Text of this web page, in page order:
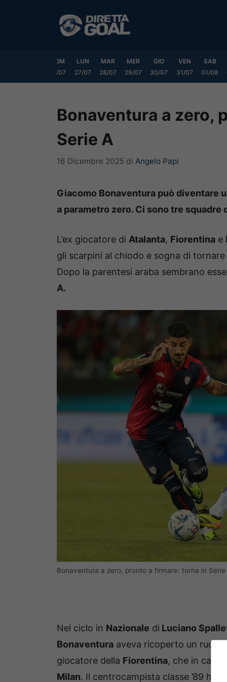
DOM
26/07
LUN
27/07
MAR
28/07
MER
29/07
GIO
30/07
VEN
31/07
SAB
01/08
Bonaventura a zero,
Serie A
16 Dicembre 2025 di Angelo Papi
Giacomo Bonaventura può diventare
a parametro zero. Ci sono tre
L’ex giocatore di Atalanta, Fiorentina e
gli scarpini al chiodo e sogna di
Dopo la parentesi araba sembrano
A.
Bonaventura a zero, pronto a firmare: torna in Serie
Nel ciclo in Nazionale di Luciano
Bonaventura aveva ricoperto un ruolo
giocatore della Fiorentina, che in
Milan. Il centrocampista classe ’89 ha